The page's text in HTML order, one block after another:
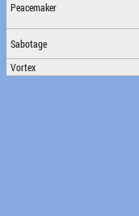
Peacemaker
Sabotage
Vortex